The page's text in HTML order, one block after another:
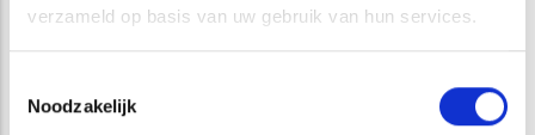
verzameld op basis van uw gebruik van hun services.
Noodzakelijk